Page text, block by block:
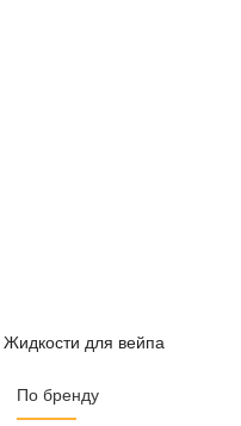
Жидкости для вейпа
По бренду